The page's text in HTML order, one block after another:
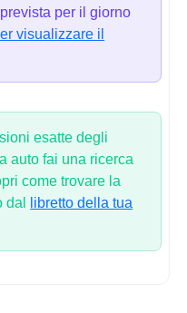
per il giorno
visualizzare il
esatte degli
auto fai una ricerca
come trovare la
dal
libretto della tua